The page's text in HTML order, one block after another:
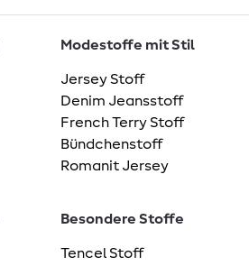
Modestoffe mit Stil
Jersey Stoff
Denim Jeansstoff
French Terry Stoff
Bündchenstoff
Romanit Jersey
Besondere Stoffe
Tencel Stoff